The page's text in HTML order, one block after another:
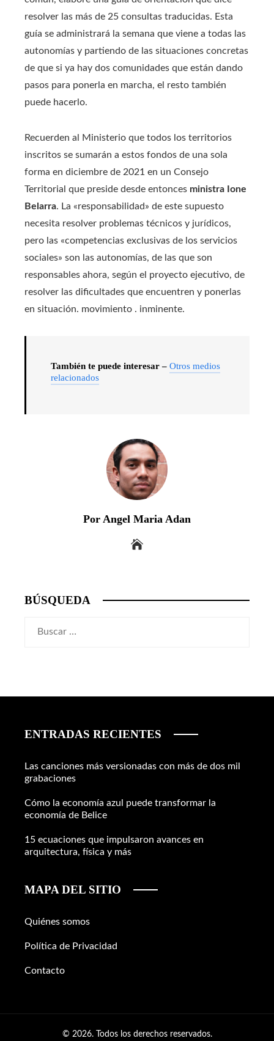
resolver las más de 25 consultas traducidas. Esta
guía se administrará la semana que viene a todas las
autonomías y partiendo de las situaciones concretas
de que si ya hay dos comunidades que están dando
pasos para ponerla en marcha, el resto también
puede hacerlo.
Recuerden al Ministerio que todos los territorios
inscritos se sumarán a estos fondos de una sola
forma en diciembre de 2021 en un Consejo
Territorial que preside desde entonces ministra Ione
Belarra. La «responsabilidad» de este supuesto
necesita resolver problemas técnicos y jurídicos,
pero las «competencias exclusivas de los servicios
sociales» son las autonomías, de las que son
responsables ahora, según el proyecto ejecutivo, de
resolver las dificultades que encuentren y ponerlas
en situación. movimiento . inminente.
También te puede interesar – Otros medios
relacionados
Por Angel Maria Adan
BÚSQUEDA
ENTRADAS RECIENTES
Las canciones más versionadas con más de dos mil
grabaciones
Cómo la economía azul puede transformar la
economía de Belice
15 ecuaciones que impulsaron avances en
arquitectura, física y más
MAPA DEL SITIO
Quiénes somos
Política de Privacidad
Contacto
© 2026. Todos los derechos reservados.